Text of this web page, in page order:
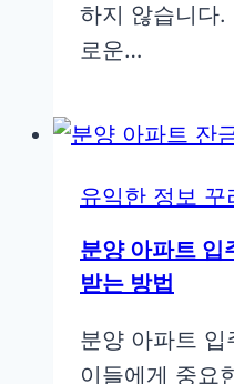
하지 않습니다
로운…
유익한 정보 꾸
분양 아파트 입
받는 방법
분양 아파트
이들에게 중요